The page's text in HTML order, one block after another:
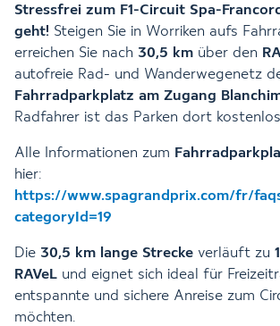
Stressfrei zum F1-Circuit Spa-
geht! Steigen Sie in Worriken aufs
erreichen Sie nach 30,5 km über den
autofreie Rad- und Wanderwegenetz
Fahrradparkplatz am Zugang
Radfahrer ist das Parken dort
Alle Informationen zum
hier:
https://www.spagrandprix.com/fr/
categoryId=19
Die 30,5 km lange Strecke verläuft zu
RAVeL und eignet sich ideal für
entspannte und sichere Anreise zum
möchten.